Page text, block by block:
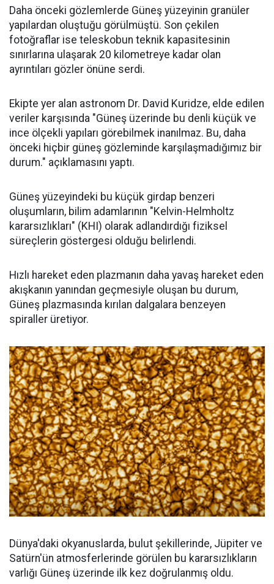
Daha önceki gözlemlerde Güneş yüzeyinin granüler
yapılardan oluştuğu görülmüştü. Son çekilen
fotoğraflar ise teleskobun teknik kapasitesinin
sınırlarına ulaşarak 20 kilometreye kadar olan
ayrıntıları gözler önüne serdi.
Ekipte yer alan astronom Dr. David Kuridze, elde edilen
veriler karşısında "Güneş üzerinde bu denli küçük ve
ince ölçekli yapıları görebilmek inanılmaz. Bu, daha
önceki hiçbir güneş gözleminde karşılaşmadığımız bir
durum." açıklamasını yaptı.
Güneş yüzeyindeki bu küçük girdap benzeri
oluşumların, bilim adamlarının "Kelvin-Helmholtz
kararsızlıkları" (KHI) olarak adlandırdığı fiziksel
süreçlerin göstergesi olduğu belirlendi.
Hızlı hareket eden plazmanın daha yavaş hareket eden
akışkanın yanından geçmesiyle oluşan bu durum,
Güneş plazmasında kırılan dalgalara benzeyen
spiraller üretiyor.
Dünya'daki okyanuslarda, bulut şekillerinde, Jüpiter ve
Satürn'ün atmosferlerinde görülen bu kararsızlıkların
varlığı Güneş üzerinde ilk kez doğrulanmış oldu.